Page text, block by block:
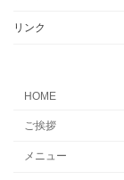
リンク
HOME
ご挨拶
メニュー